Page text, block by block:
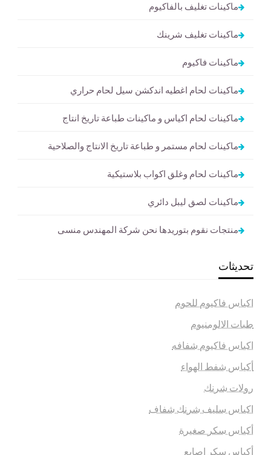
ماكينات تغليف بالفاكيوم
ماكينات تغليف شرينك
ماكينات فاكيوم
ماكينات لحام اغطيه اندكشن سيل لحام حراري
ماكينات لحام اكياس و ماكينات طباعة تاريخ انتاج
ماكينات لحام مستمر و طباعة تاريخ الانتاج والصلاحية
ماكينات لحام وغلق اكواب بلاستيكية
ماكينات لصق ليبل دائري
منتجات نقوم بتوريدها نحن شركة المهندس منسى
تحديثات
اكياس فاكيوم للحوم
طبات الالومنيوم
اكياس فاكيوم شفافه
أكياس شفط الهواء
رولات شرنك
اكياس سليف شرنك شفاف
أكياس سكر صغيرة
أكياس سكر اصابع